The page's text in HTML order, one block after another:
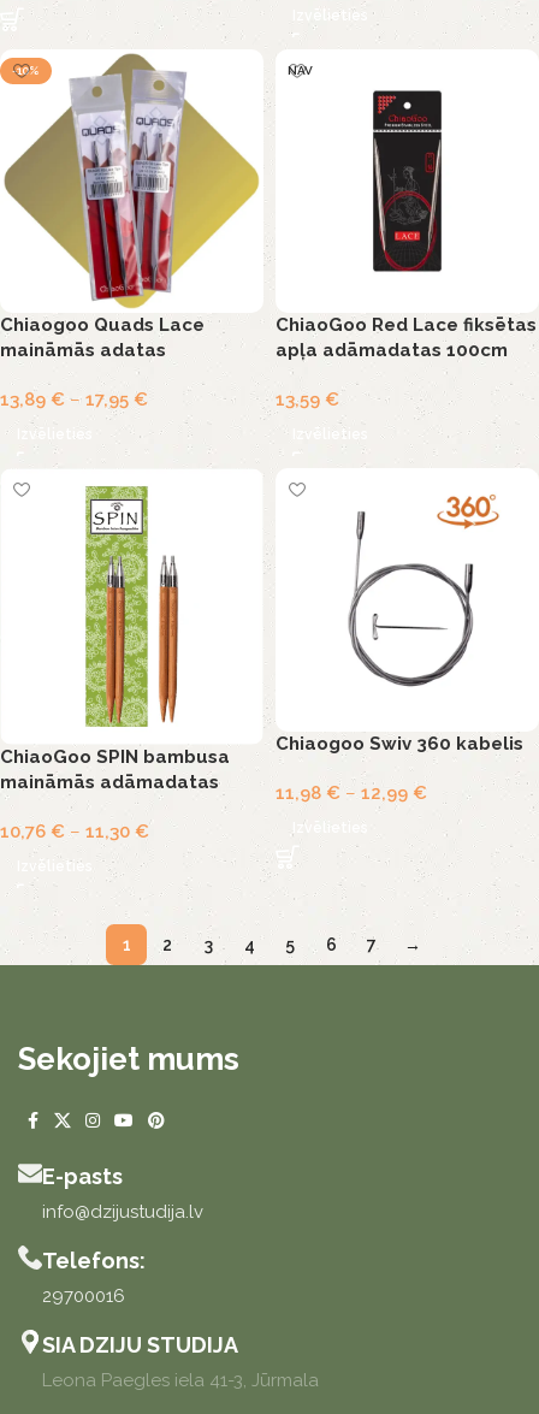
Izvēlieties
-10%
Chiaogoo Quads Lace
maināmās adatas
13,89 € – 17,95 €
Izvēlieties
NAV
ChiaoGoo Red Lace fiksētas
apļa adāmadatas 100cm
13,59 €
Izvēlieties
ChiaoGoo SPIN bambusa
maināmās adāmadatas
10,76 € – 11,30 €
Izvēlieties
Chiaogoo Swiv 360 kabelis
11,98 € – 12,99 €
Izvēlieties
1 2 3 4 5 6 7 →
Sekojiet mums
E-pasts
info@dzijustudija.lv
Telefons:
29700016
SIA DZIJU STUDIJA
Leona Paegles iela 41-3, Jūrmala